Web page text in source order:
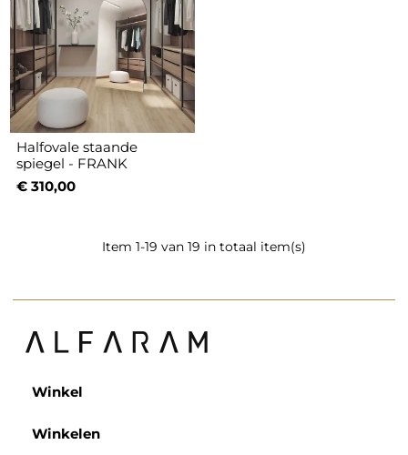
Halfovale staande
spiegel - FRANK
€ 310,00
Item 1-19 van 19 in totaal item(s)
Winkel
Winkelen